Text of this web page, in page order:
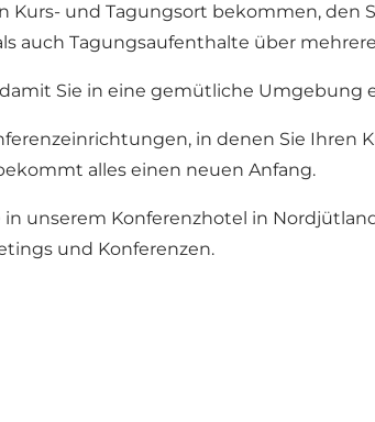
und Tagungsort bekommen, den
auch Tagungsaufenthalte über
Sie in eine gemütliche
in denen Sie Ihren
alles einen neuen Anfang.
Konferenzhotel in
und Konferenzen.